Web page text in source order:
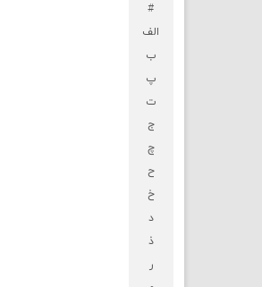
#
الف
ب
پ
ت
ج
چ
ح
خ
د
ذ
ر